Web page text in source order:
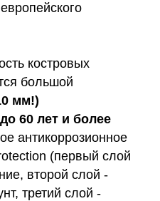
костровых
большой
мм!)
60 лет и более
антикоррозионное
(первый слой
второй слой -
третий слой -